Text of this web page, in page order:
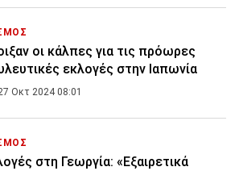
οι κάλπες για τις πρόωρες
εκλογές στην Ιαπωνία
Οκτ 2024 08:01
στη Γεωργία: «Εξαιρετικά